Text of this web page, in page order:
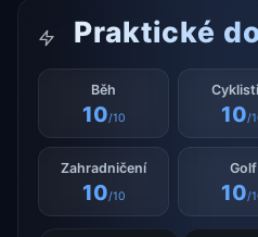
Praktické
Běh
10/10 10/
Zahradničení
10/10
Golf
10/